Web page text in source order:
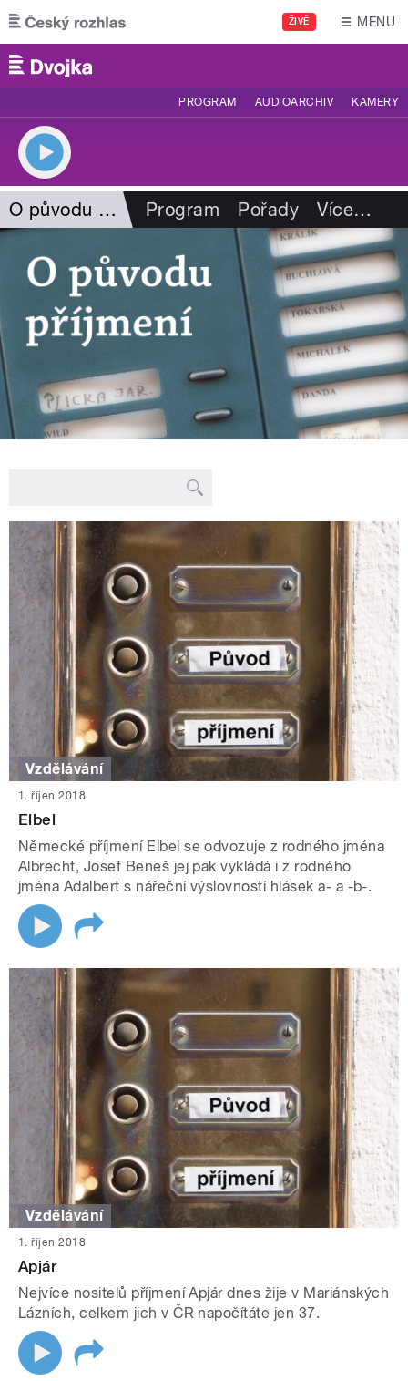
Přejít k hlavnímu obsahu
ŽIVĚ MENU
PROGRAM AUDIOARCHIV KAMERY
O původu příjmení Program Pořady Více…
Vzdělávání
1. říjen 2018
Elbel
Německé příjmení Elbel se odvozuje z rodného jména
Albrecht, Josef Beneš jej pak vykládá i z rodného
jména Adalbert s nářeční výslovností hlásek a- a -b-.
Vzdělávání
1. říjen 2018
Apjár
Nejvíce nositelů příjmení Apjár dnes žije v Mariánských
Lázních, celkem jich v ČR napočítáte jen 37.